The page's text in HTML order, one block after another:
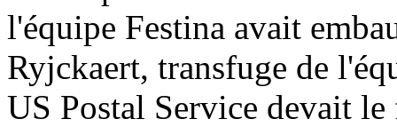
l'équipe Festina avait
Ryjckaert, transfuge de
US Postal Service devait